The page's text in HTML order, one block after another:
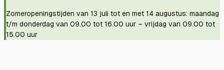
Zomeropeningstijden van 13 juli tot en met 14 augustus: maandag
t/m donderdag van 09.00 tot 16.00 uur – vrijdag van 09.00 tot
15.00 uur